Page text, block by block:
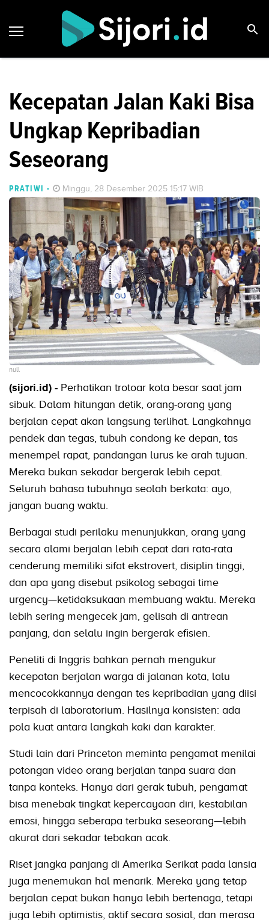
Kecepatan Jalan Kaki Bisa
Ungkap Kepribadian
Seseorang
PRATIWI - Minggu, 28 Desember 2025 15:17 WIB
null
(sijori.id) - Perhatikan trotoar kota besar saat jam
sibuk. Dalam hitungan detik, orang-orang yang
berjalan cepat akan langsung terlihat. Langkahnya
pendek dan tegas, tubuh condong ke depan, tas
menempel rapat, pandangan lurus ke arah tujuan.
Mereka bukan sekadar bergerak lebih cepat.
Seluruh bahasa tubuhnya seolah berkata: ayo,
jangan buang waktu.
Berbagai studi perilaku menunjukkan, orang yang
secara alami berjalan lebih cepat dari rata-rata
cenderung memiliki sifat ekstrovert, disiplin tinggi,
dan apa yang disebut psikolog sebagai time
urgency—ketidaksukaan membuang waktu. Mereka
lebih sering mengecek jam, gelisah di antrean
panjang, dan selalu ingin bergerak efisien.
Peneliti di Inggris bahkan pernah mengukur
kecepatan berjalan warga di jalanan kota, lalu
mencocokkannya dengan tes kepribadian yang diisi
terpisah di laboratorium. Hasilnya konsisten: ada
pola kuat antara langkah kaki dan karakter.
Studi lain dari Princeton meminta pengamat menilai
potongan video orang berjalan tanpa suara dan
tanpa konteks. Hanya dari gerak tubuh, pengamat
bisa menebak tingkat kepercayaan diri, kestabilan
emosi, hingga seberapa terbuka seseorang—lebih
akurat dari sekadar tebakan acak.
Riset jangka panjang di Amerika Serikat pada lansia
juga menemukan hal menarik. Mereka yang tetap
berjalan cepat bukan hanya lebih bertenaga, tetapi
juga lebih optimistis, aktif secara sosial, dan merasa